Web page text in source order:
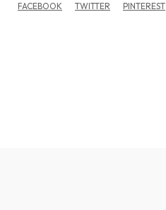
FACEBOOK TWITTER PINTEREST